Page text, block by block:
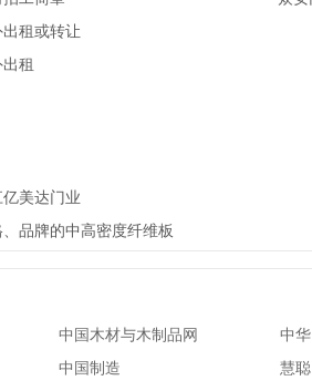
租或转让
租
美达门业
品牌的中高密度纤维板
中国木材与木制品网
中
中国制造
慧